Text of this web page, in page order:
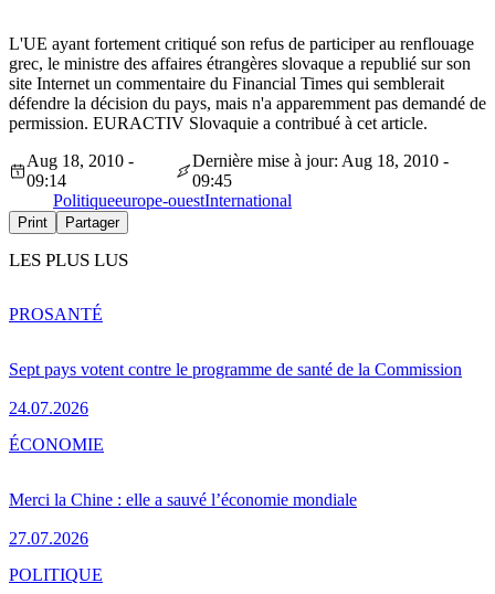
L'UE ayant fortement critiqué son refus de participer au renflouage
grec, le ministre des affaires étrangères slovaque a republié sur son
site Internet un commentaire du Financial Times qui semblerait
défendre la décision du pays, mais n'a apparemment pas demandé de
permission. EURACTIV Slovaquie a contribué à cet article.
Aug 18, 2010 -
09:14
Dernière mise à jour: Aug 18, 2010 -
09:45
Politiqueeurope-ouestInternational
Print Partager
LES PLUS LUS
Sept pays votent contre le programme de santé de la Commission
24.07.2026
PROSANTÉ
Merci la Chine : elle a sauvé l’économie mondiale
27.07.2026
ÉCONOMIE
POLITIQUE